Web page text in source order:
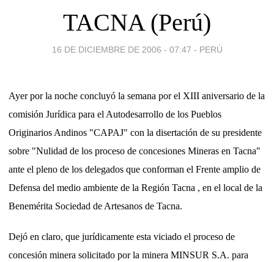
TACNA (Perú)
16 DE DICIEMBRE DE 2006 - 07:47 - PERÚ
Ayer por la noche concluyó la semana por el XIII aniversario de la
comisión Jurídica para el Autodesarrollo de los Pueblos
Originarios Andinos "CAPAJ" con la disertación de su presidente
sobre "Nulidad de los proceso de concesiones Mineras en Tacna"
ante el pleno de los delegados que conforman el Frente amplio de
Defensa del medio ambiente de la Región Tacna , en el local de la
Benemérita Sociedad de Artesanos de Tacna.
Dejó en claro, que jurídicamente esta viciado el proceso de
concesión minera solicitado por la minera MINSUR S.A. para